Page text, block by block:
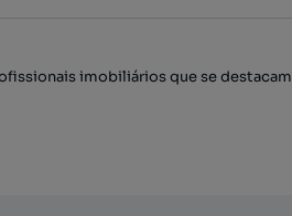
imobiliários que se destacam